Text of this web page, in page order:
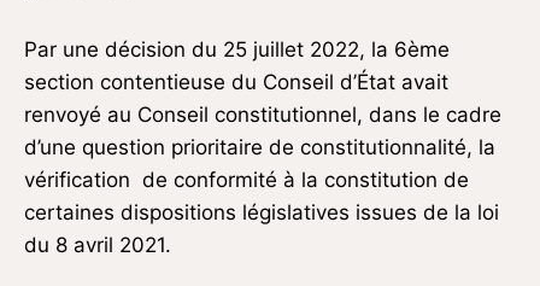
Par une décision du 25 juillet 2022, la 6ème
section contentieuse du Conseil d’État avait
renvoyé au Conseil constitutionnel, dans le cadre
d’une question prioritaire de constitutionnalité, la
vérification de conformité à la constitution de
certaines dispositions législatives issues de la loi
du 8 avril 2021.